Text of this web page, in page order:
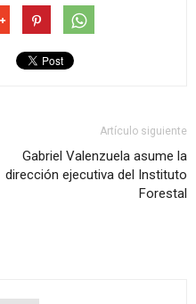
Artículo siguiente
Gabriel Valenzuela asume la
dirección ejecutiva del Instituto
Forestal